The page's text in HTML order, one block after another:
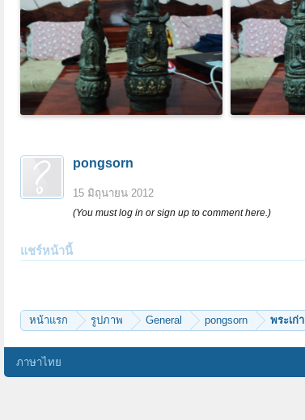
pongsorn
15 มิถุนายน 2012
(You must log in or sign up to comment here.)
แชร์หน้านี้
หน้าแรก รูปภาพ General pongsorn พระเก่า
ภาษาไทย